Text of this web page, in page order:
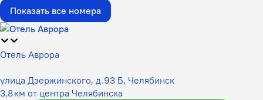
Показать все номера
Отель Аврора
улица Дзержинского, д.93 Б, Челябинск
3,8 км от центра Челябинска